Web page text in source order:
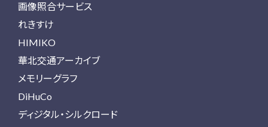
画像照合サービス
れきすけ
HIMIKO
華北交通アーカイブ
メモリーグラフ
DiHuCo
ディジタル・シルクロード